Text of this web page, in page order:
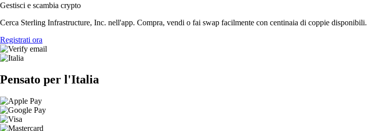
Gestisci e scambia crypto
Cerca Sterling Infrastructure, Inc. nell'app. Compra, vendi o fai swap facilmente con centinaia di coppie disponibili.
Registrati ora
Pensato per l'Italia